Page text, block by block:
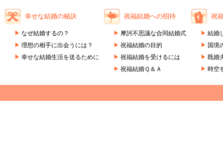
幸せな結婚の秘訣
なぜ結婚するの？
理想の相手に出会うには？
幸せな結婚生活を送るために
祝福結婚への招待
摩訶不思議な合同結婚式
祝福結婚の目的
祝福結婚を受けるには
祝福結婚Ｑ＆Ａ
祝
結婚
国境
既婚
時空